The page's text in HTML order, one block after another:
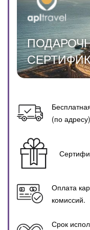
(по
Оплата
комиссий.
Срок